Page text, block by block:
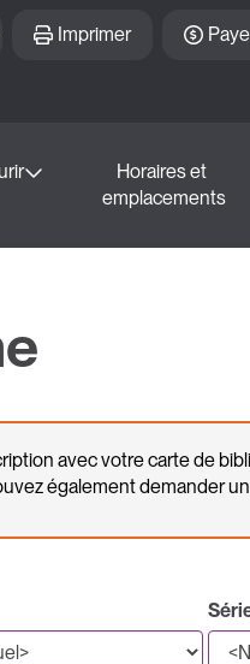
Imprimer
Horaires et
emplacements
avec votre carte de
également demander